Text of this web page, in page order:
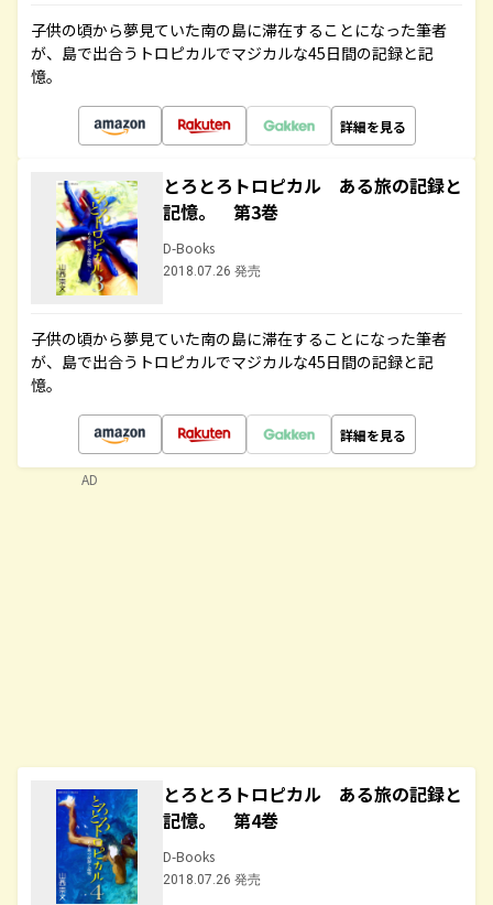
子供の頃から夢見ていた南の島に滞在することになった筆者
が、島で出合うトロピカルでマジカルな45日間の記録と記
憶。
詳細を見る
とろとろトロピカル ある旅の記録と
記憶。 第3巻
D-Books
2018.07.26 発売
子供の頃から夢見ていた南の島に滞在することになった筆者
が、島で出合うトロピカルでマジカルな45日間の記録と記
憶。
詳細を見る
とろとろトロピカル ある旅の記録と
記憶。 第4巻
D-Books
2018.07.26 発売
AD